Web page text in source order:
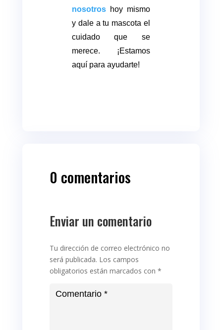
nosotroshoy mismo
y dale a tu mascota el
cuidado que se
merece. ¡Estamos
aquí para ayudarte!
0 comentarios
Enviar un comentario
Tu dirección de correo electrónico no
será publicada. Los campos
obligatorios están marcados con *